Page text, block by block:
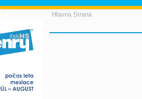
Hlavná Strana